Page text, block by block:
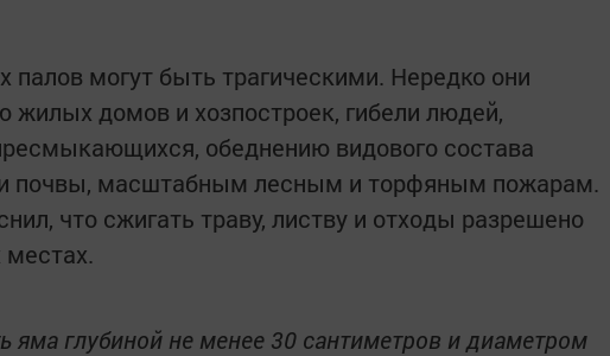
палов могут быть трагическими. Нередко они
жилых домов и хозпостроек, гибели людей,
обеднению видового состава
почвы, масштабным лесным и торфяным пожарам.
что сжигать траву, листву и отходы разрешено
местах.
яма глубиной не менее 30 сантиметров и диаметром